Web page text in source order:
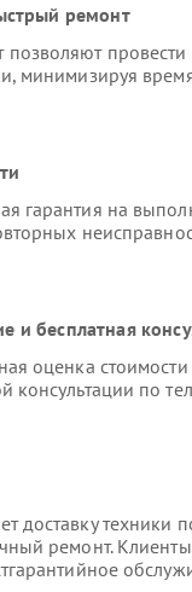
ремонт
провести
минимизируя
гарантия на
и бесплатная
оценка
консультации по
доставку техники
ремонт. Клиенты